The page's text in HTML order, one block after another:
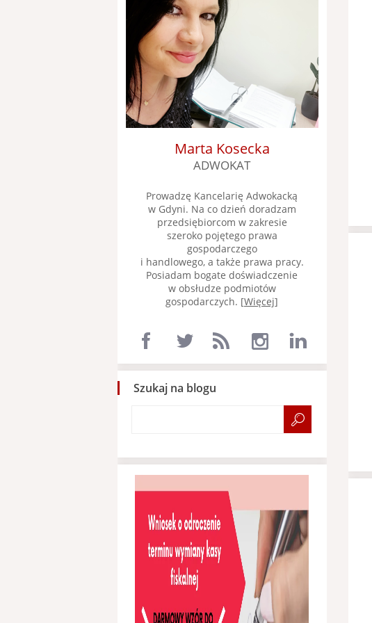
Marta Kosecka
ADWOKAT
Prowadzę Kancelarię Adwokacką
w Gdyni. Na co dzień doradzam
przedsiębiorcom w zakresie
szeroko pojętego prawa
gospodarczego
i handlowego, a także prawa pracy.
Posiadam bogate doświadczenie
w obsłudze podmiotów
gospodarczych. [Więcej]
Szukaj na blogu